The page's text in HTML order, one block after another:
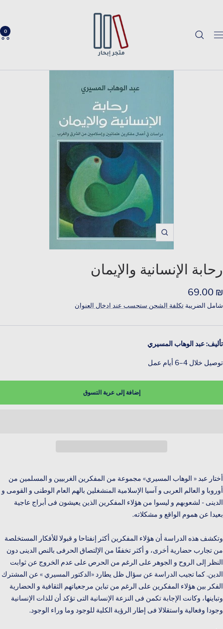
التنقل
Ibhar
Bookstore
0
Zoom
رحابة الإنسانية والإيمان
السعر
المخفَّض
₪ 69.00
شامل الضريبة تكلفة الشحن ستحسب عند ادخال العنوان
تأليف: عبد الوهاب المسيري
توصيل خلال 4–6 أيام عمل
إضافة إلى عربة التسوق
أختار عبد « الوهاب المسيري» مجموعة من المفكرين الغربيين و المسلمين من
أوروبا و العالم العربى و آسيا الإسلامية المنشغلين بالهم العام الوطنى و القومى و
الدينى - لشعوبهم و ليسوا من هؤلاء المفكرين الذين يعيشون فى أبراج عاجية
بعيدا عن هموم الواقع و مشكلاته.
وتكشف هذه الدراسة أن هؤلاء المفكرين أكثر إنفتاحا و قبولا للأفكار المستخلصة
من تجارب حضارية أخرى، و أكثر تخففًا من الإلتصاق الحرفى بالنص الدينى دون
النظر إلى الروح و الجوهر على الرغم من الحرص على عدم الخروج عن ثوابت
الدين. كما تجيب الدراسة عن سؤال ظل يطارد «الدكتور المسيري » عن المشترك
الفكر بين هؤلاء المفكرين على الرغم من تباين مرجعياتهم الثقافية و الحضارية
وتباينها، وكانت الإجابة تكمن فى النزعة الإنسانية التى تؤكد أن للذات الإنسانية
وجودا وفعالية واستقلالا فى إطار الرؤية الكلية للوجود وما وراء الوجود.